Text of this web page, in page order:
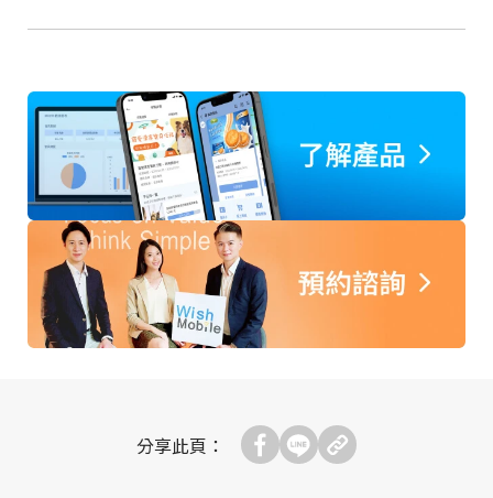
分享此頁：